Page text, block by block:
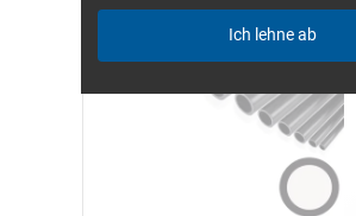
Ich lehne ab